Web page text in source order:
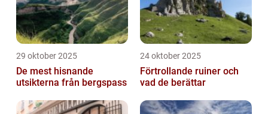
29 oktober 2025
De mest hisnande
utsikterna från bergspass
24 oktober 2025
Förtrollande ruiner och
vad de berättar